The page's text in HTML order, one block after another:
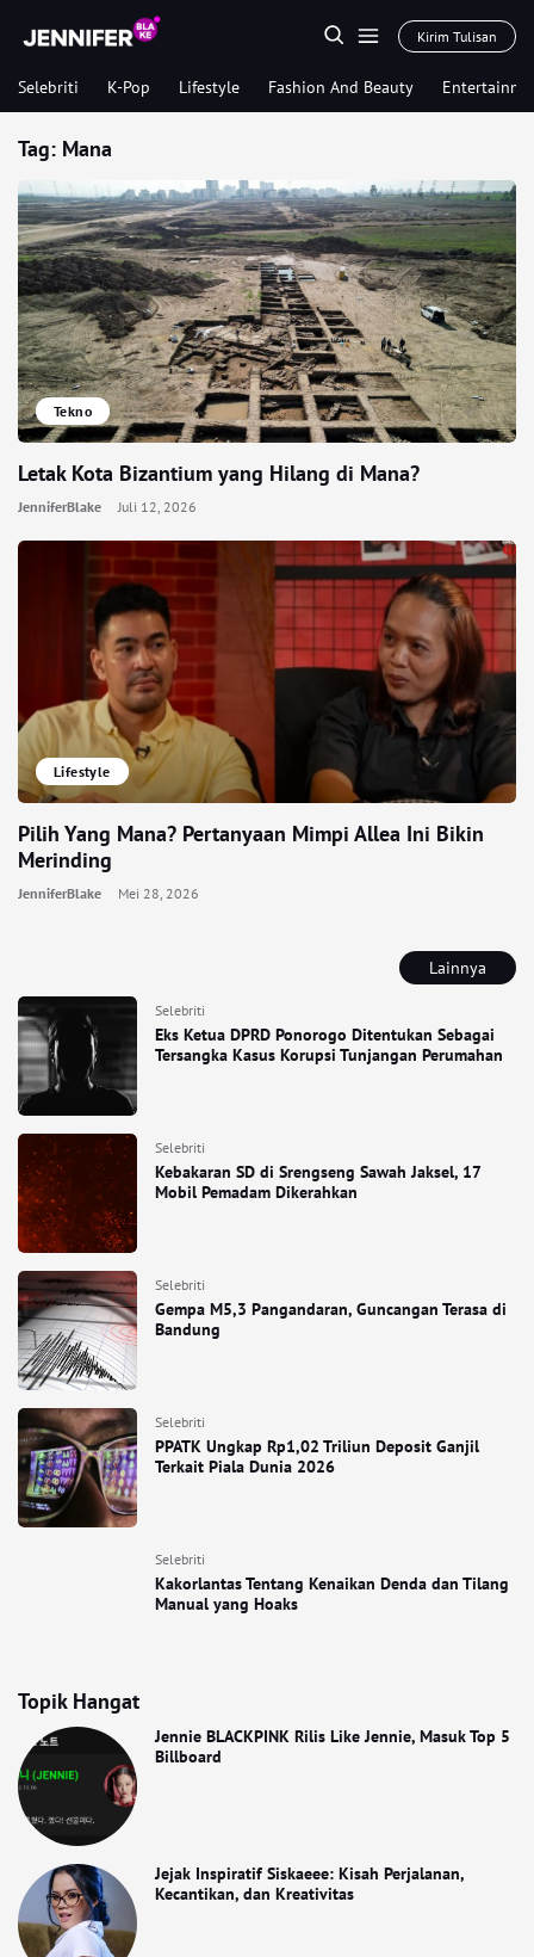
Kirim Tulisan
Selebriti K-Pop Lifestyle Fashion And Beauty
Lainnya
Selebriti
Eks Ketua DPRD Ponorogo Ditentukan Sebagai
Tersangka Kasus Korupsi Tunjangan Perumahan
Selebriti
Kebakaran SD di Srengseng Sawah Jaksel, 17
Mobil Pemadam Dikerahkan
Selebriti
Gempa M5,3 Pangandaran, Guncangan Terasa di
Bandung
Selebriti
PPATK Ungkap Rp1,02 Triliun Deposit Ganjil
Terkait Piala Dunia 2026
Selebriti
Kakorlantas Tentang Kenaikan Denda dan Tilang
Manual yang Hoaks
Topik Hangat
Jennie BLACKPINK Rilis Like Jennie, Masuk Top 5
Billboard
Jejak Inspiratif Siskaeee: Kisah Perjalanan,
Kecantikan, dan Kreativitas
Tag: Mana
Tekno
Letak Kota Bizantium yang Hilang di Mana?
JenniferBlake Juli 12, 2026
Lifestyle
Pilih Yang Mana? Pertanyaan Mimpi Allea Ini Bikin
Merinding
JenniferBlake Mei 28, 2026